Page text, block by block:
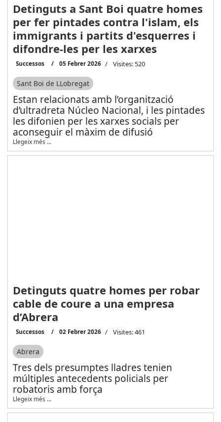
Detinguts a Sant Boi quatre homes
per fer pintades contra l'islam, els
immigrants i partits d'esquerres i
difondre-les per les xarxes
Successos 05 Febrer 2026 Visites: 520
Sant Boi de LLobregat
Estan relacionats amb l’organització
d’ultradreta Núcleo Nacional, i les pintades
les difonien per les xarxes socials per
aconseguir el màxim de difusió
Llegeix més …
Detinguts quatre homes per robar
cable de coure a una empresa
d’Abrera
Successos 02 Febrer 2026 Visites: 461
Abrera
Tres dels presumptes lladres tenien
múltiples antecedents policials per
robatoris amb força
Llegeix més …